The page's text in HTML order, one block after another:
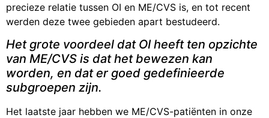
precieze relatie tussen OI en ME/CVS is, en tot recent
werden deze twee gebieden apart bestudeerd.
Het grote voordeel dat OI heeft ten opzichte
van ME/CVS is dat het bewezen kan
worden, en dat er goed gedefinieerde
subgroepen zijn.
Het laatste jaar hebben we ME/CVS-patiënten in onze